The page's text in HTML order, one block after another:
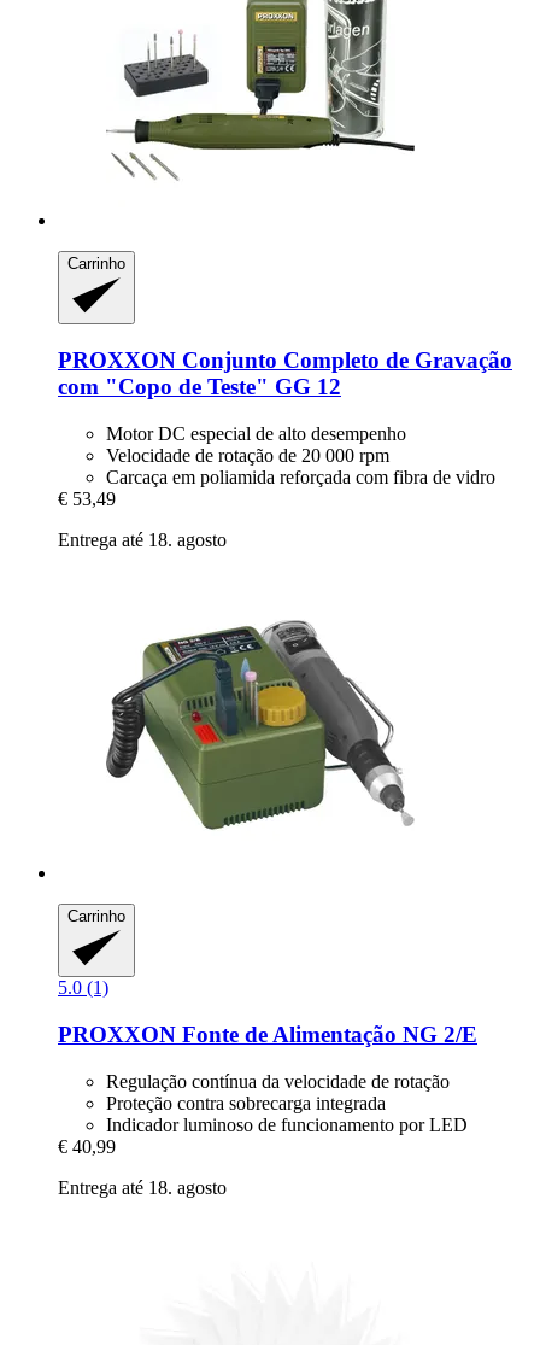
Carrinho
PROXXON Conjunto Completo de Gravação
com "Copo de Teste" GG 12
Motor DC especial de alto desempenho
Velocidade de rotação de 20 000 rpm
Carcaça em poliamida reforçada com fibra de vidro
€ 53,49
Entrega até 18. agosto
Carrinho
5.0 (1)
PROXXON Fonte de Alimentação NG 2/E
Regulação contínua da velocidade de rotação
Proteção contra sobrecarga integrada
Indicador luminoso de funcionamento por LED
€ 40,99
Entrega até 18. agosto